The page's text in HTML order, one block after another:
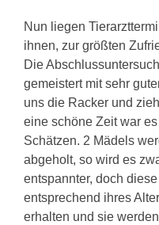
Nun liegen
ihnen, zur größten
Die
gemeistert mit sehr
uns die Racker und
eine schöne Zeit war
Schätzen. 2 Mädels
abgeholt, so wird es
entspannter, doch
entsprechend ihres
erhalten und sie